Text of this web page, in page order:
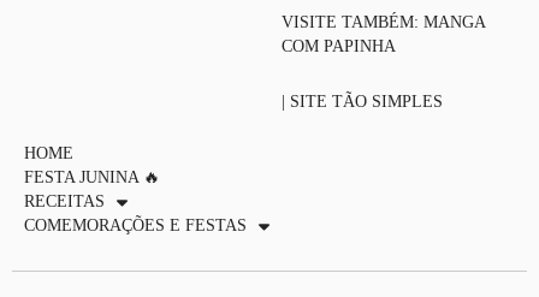
VISITE TAMBÉM: MANGA
COM PAPINHA
| SITE TÃO SIMPLES
HOME
FESTA JUNINA 🔥
RECEITAS
COMEMORAÇÕES E FESTAS